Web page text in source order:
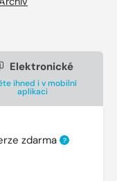
Elektronické
ihned i v mobilní
aplikaci
zdarma ?